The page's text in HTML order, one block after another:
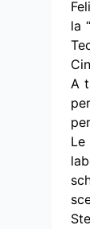
la
A